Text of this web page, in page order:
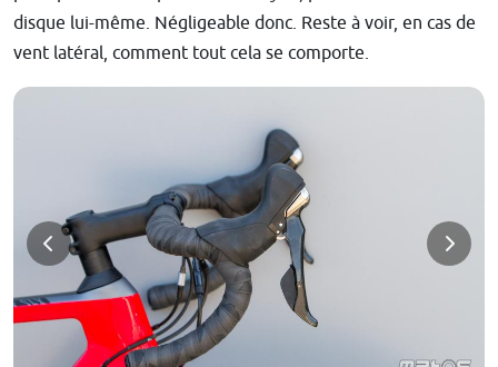
disque lui-même. Négligeable donc. Reste à voir, en cas de
vent latéral, comment tout cela se comporte.